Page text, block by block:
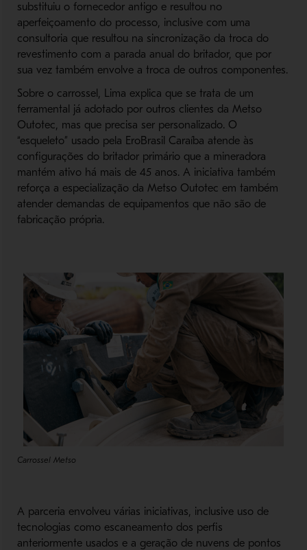
substituiu o fornecedor antigo e resultou no
aperfeiçoamento do processo, inclusive com uma
consultoria que resultou na sincronização da troca do
revestimento com a parada anual do britador, que por
sua vez também envolve a troca de outros componentes.
Sobre o carrossel, Lima explica que se trata de um
ferramental já adotado por outros clientes da Metso
Outotec, mas que precisa ser personalizado. O
“esqueleto” usado pela EroBrasil Caraíba atende às
configurações do britador primário que a mineradora
mantém ativo há mais de 45 anos. A iniciativa também
reforça a especialização da Metso Outotec em também
atender demandas de equipamentos que não são de
fabricação própria.
Carrossel Metso
A parceria envolveu várias iniciativas, inclusive uso de
tecnologias como escaneamento dos perfis
anteriormente usados e a geração de nuvens de pontos